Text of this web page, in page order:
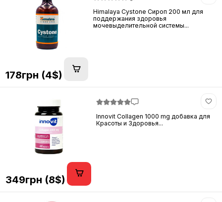
Himalaya Cystone Сироп 200 мл для
поддержания здоровья
мочевыделительной системы...
178грн (4$)
Innovit Collagen 1000 mg добавка для
Красоты и Здоровья...
349грн (8$)